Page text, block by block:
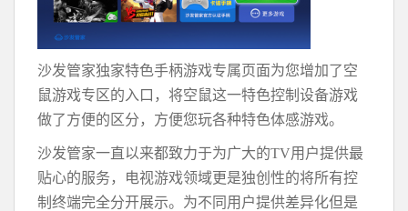
沙发管家独家特色手柄游戏专属页面为您增加了空
鼠游戏专区的入口，将空鼠这一特色控制设备游戏
做了方便的区分，方便您玩各种特色体感游戏。
沙发管家一直以来都致力于为广大的TV用户提供最
贴心的服务，电视游戏领域更是独创性的将所有控
制终端完全分开展示。为不同用户提供差异化但是